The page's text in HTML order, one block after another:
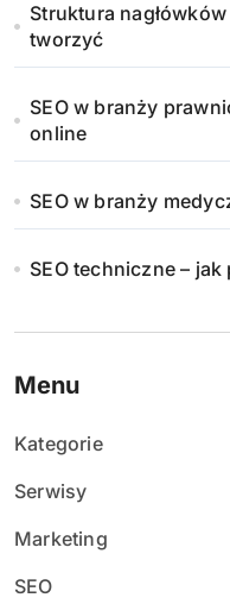
Struktura
tworzyć
SEO w branży
online
SEO w branży
SEO techniczne –
Menu
Kategorie
Serwisy
Marketing
SEO